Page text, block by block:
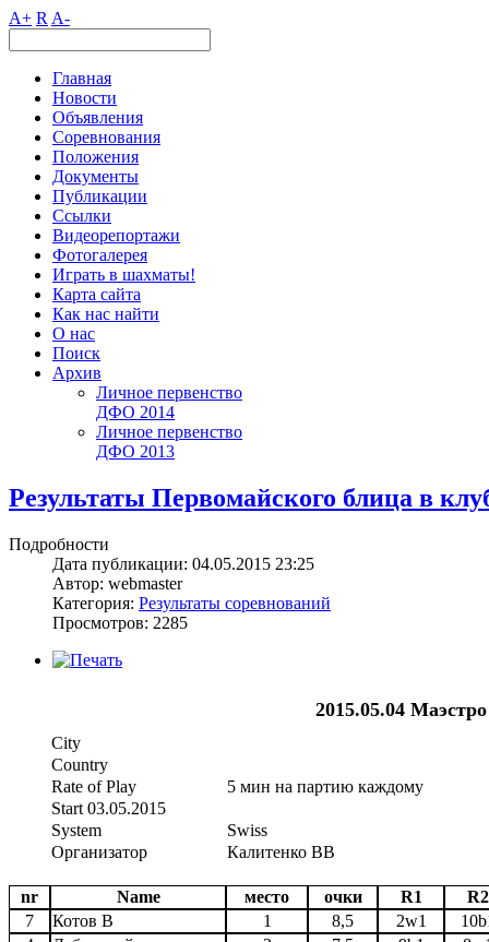
A+ R A-
Главная
Новости
Объявления
Соревнования
Положения
Документы
Публикации
Ссылки
Видеорепортажи
Фотогалерея
Играть в шахматы!
Карта сайта
Как нас найти
О нас
Поиск
Архив
Личное первенство
ДФО 2014
Личное первенство
ДФО 2013
Результаты Первомайского блица в
Подробности
Дата публикации: 04.05.2015 23:25
Автор: webmaster
Категория: Результаты соревнований
Просмотров: 2285
2015.05.04
City
Country
Rate of Play
5 мин на партию каждому
Start 03.05.2015
System
Swiss
Организатор
Калитенко ВВ
nr Name место очки R1
R2
7
Котов В 1 8,5 2w1